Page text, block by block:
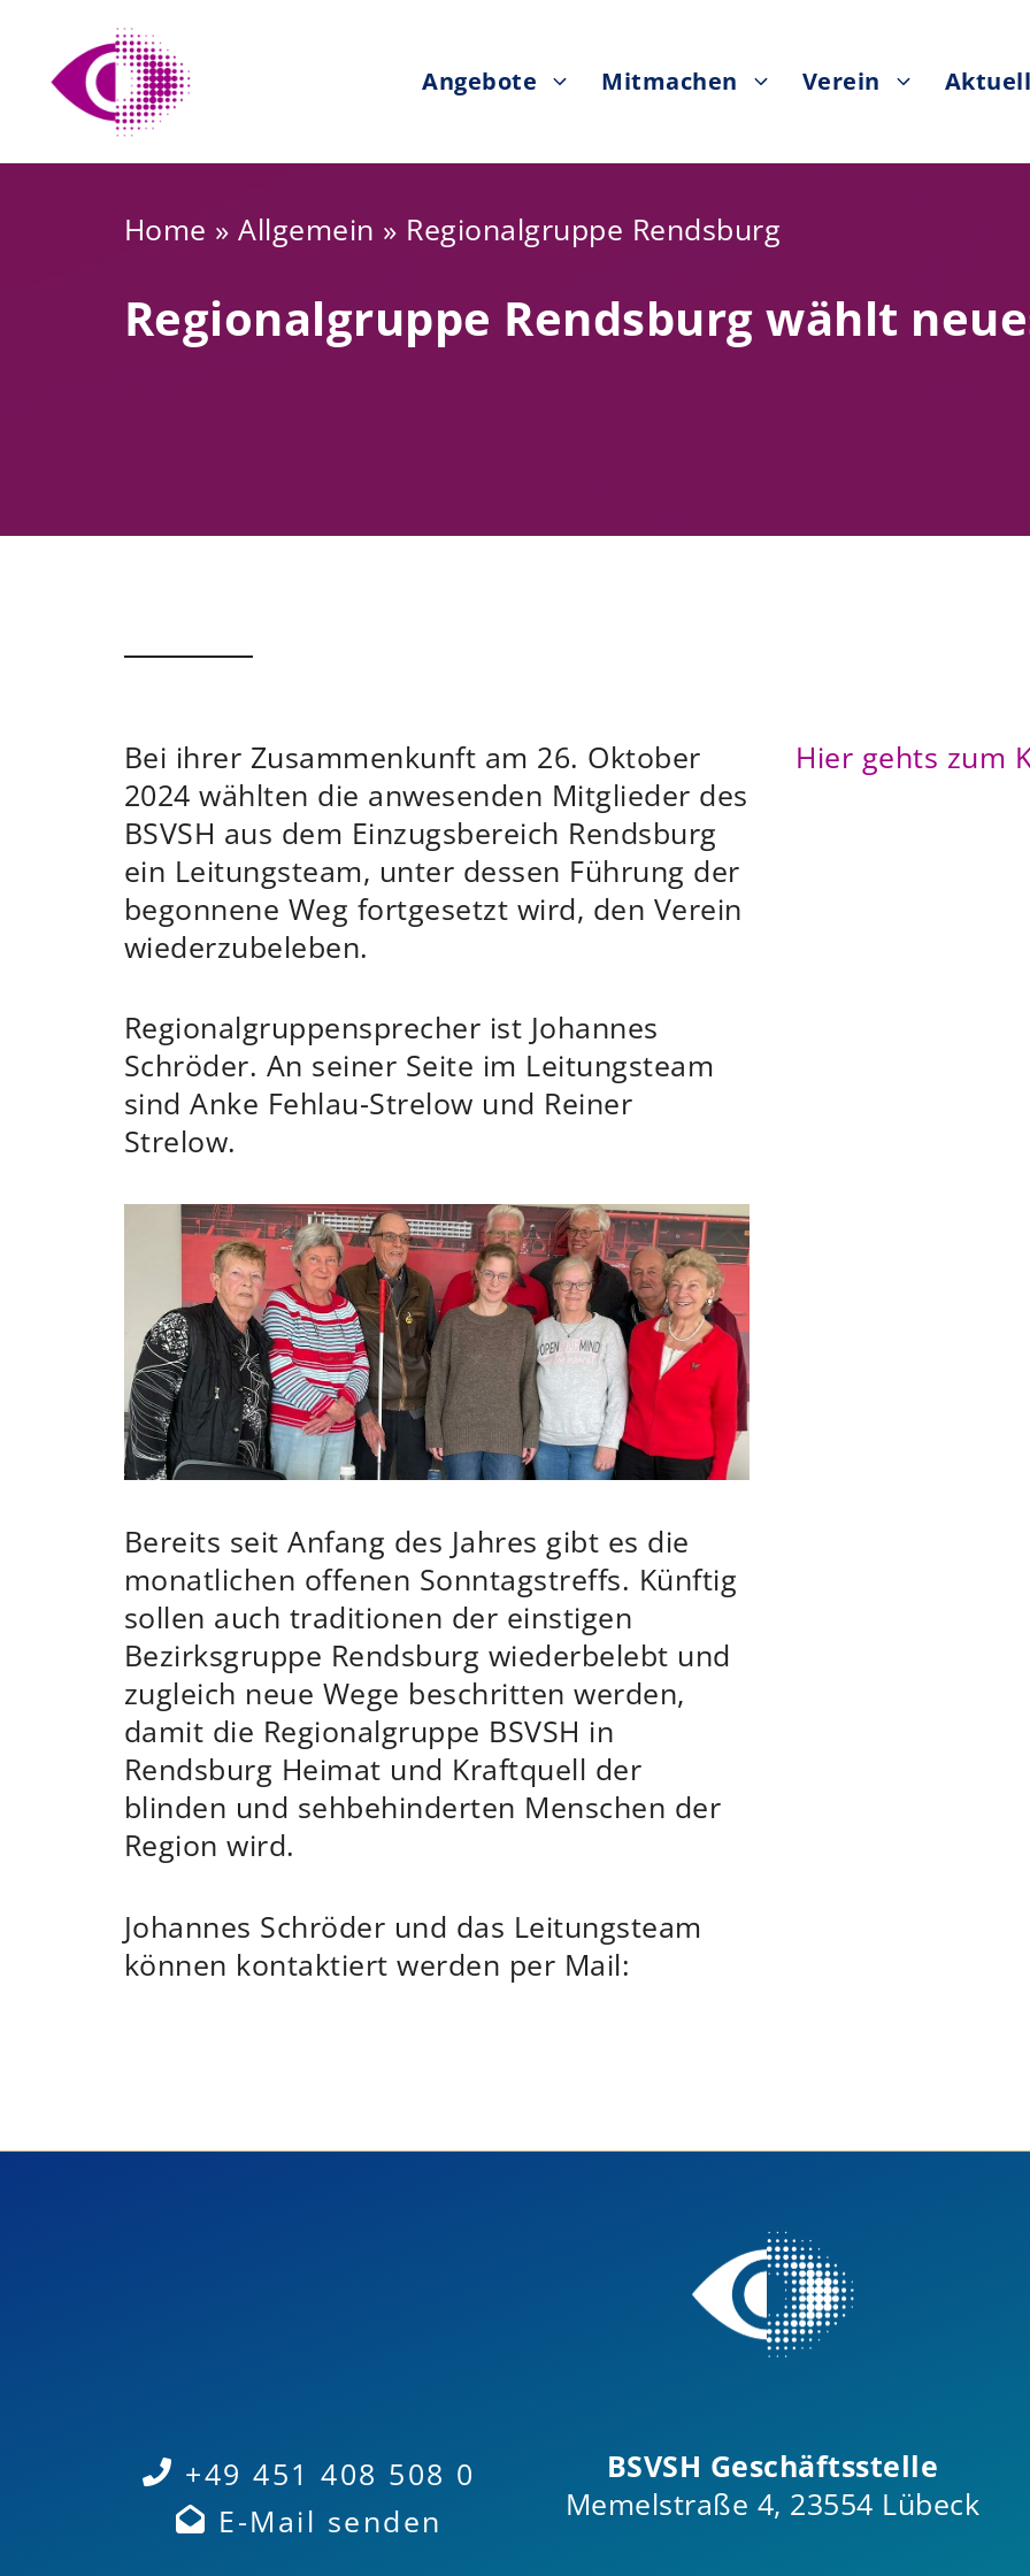
Inhalt
springen
Angebote Mitmachen Verein
Home » Allgemein » Regionalgruppe Rendsburg
Regionalgruppe Rendsburg wählt
Bei ihrer Zusammenkunft am 26. Oktober
2024 wählten die anwesenden Mitglieder des
BSVSH aus dem Einzugsbereich Rendsburg
ein Leitungsteam, unter dessen Führung der
begonnene Weg fortgesetzt wird, den Verein
wiederzubeleben.
Regionalgruppensprecher ist Johannes
Schröder. An seiner Seite im Leitungsteam
sind Anke Fehlau-Strelow und Reiner
Strelow.
Bereits seit Anfang des Jahres gibt es die
monatlichen offenen Sonntagstreffs. Künftig
sollen auch traditionen der einstigen
Bezirksgruppe Rendsburg wiederbelebt und
zugleich neue Wege beschritten werden,
damit die Regionalgruppe BSVSH in
Rendsburg Heimat und Kraftquell der
blinden und sehbehinderten Menschen der
Region wird.
Johannes Schröder und das Leitungsteam
können kontaktiert werden per Mail:
Hier gehts zum
+49 451 408 508 0
E-Mail senden
BSVSH Geschäftsstelle
Memelstraße 4, 23554 Lübeck